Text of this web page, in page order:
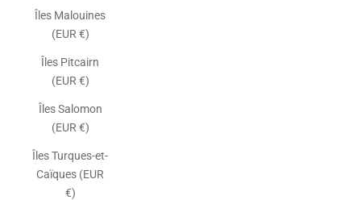
Îles Malouines
(EUR €)
Îles Pitcairn
(EUR €)
Îles Salomon
(EUR €)
Îles Turques-et-
Caïques (EUR
€)